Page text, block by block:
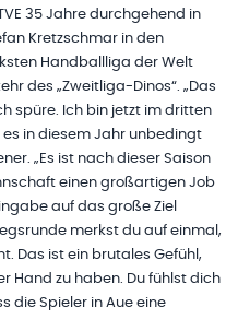
35 Jahre durchgehend in
Kretzschmar in den
Handballliga der Welt
des „Zweitliga-Dinos“. „Das
spüre. Ich bin jetzt im dritten
in diesem Jahr unbedingt
„Es ist nach dieser Saison
einen großartigen Job
auf das große Ziel
merkst du auf einmal,
Das ist ein brutales Gefühl,
Hand zu haben. Du fühlst dich
die Spieler in Aue eine